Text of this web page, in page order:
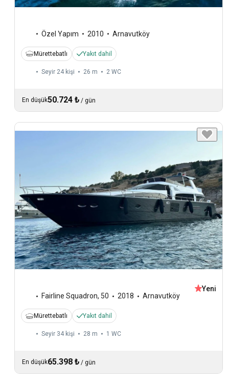
Özel Yapım 2010 Arnavutköy
Mürettebatlı Yakıt dahil
Seyir 24 kişi 26 m 2 WC
En düşük50.724 ₺ / gün
Fairline Squadron, 50 2018 Arnavutköy
Yeni
Mürettebatlı Yakıt dahil
Seyir 34 kişi 28 m 1 WC
En düşük65.398 ₺ / gün